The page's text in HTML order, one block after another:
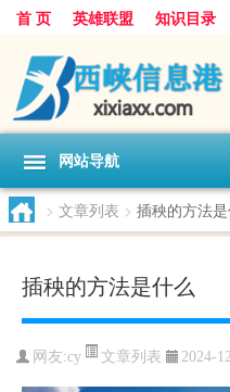
首 页 英雄联盟 知识目录
网站导航
> 文章列表 > 插秧的方法
插秧的方法是什么
网友:cy 文章列表 2024-